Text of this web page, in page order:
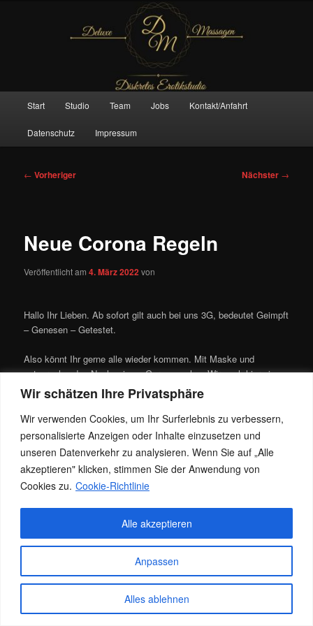
Wir schätzen Ihre Privatsphäre
Wir verwenden Cookies, um Ihr Surferlebnis zu verbessern,
personalisierte Anzeigen oder Inhalte einzusetzen und
unseren Datenverkehr zu analysieren. Wenn Sie auf „Alle
akzeptieren" klicken, stimmen Sie der Anwendung von
Cookies zu. Cookie-Richtlinie
Anpassen
Alles ablehnen
Alle akzeptieren
Deluxe Massagen And More
Start Studio Team Jobs Kontakt/Anfahrt
Datenschutz Impressum
Beitragsnavigation
← Vorheriger Nächster →
Neue Corona Regeln
Veröffentlicht am4. März 2022von
Hallo Ihr Lieben. Ab sofort gilt auch bei uns 3G, bedeutet Geimpft
– Genesen – Getestet.
Also könnt Ihr gerne alle wieder kommen. Mit Maske und
entsprechenden Nachweisen. Gerne machen Wir euch hier einen
Test. Die Tests bieten wir selbstverständlich Gratis an, in eurem
Bleibt alle gesund, bis bald eure Jacky
unter
veröffentlicht. Setze
ein Lesezeichen für denPermalink.
Stolz präsentiert von WordPress